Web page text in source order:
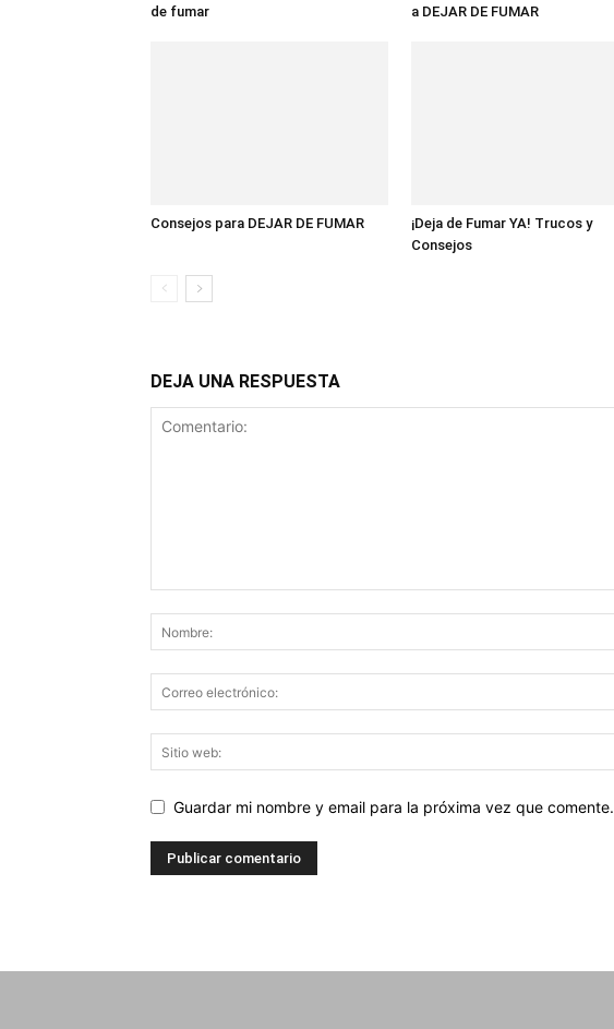
de fumar
a DEJAR DE FUMAR
Consejos para DEJAR DE FUMAR
¡Deja de Fumar YA! Trucos y
Consejos
DEJA UNA RESPUESTA
Guardar mi nombre y email para la próxima vez que comente.